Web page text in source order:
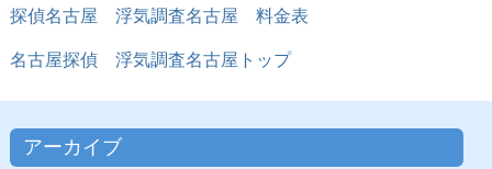
探偵名古屋 浮気調査名古屋 料金表
名古屋探偵浮気調査名古屋トップ
アーカイブ